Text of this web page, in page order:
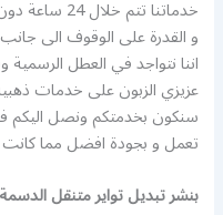
خدماتنا
و القدرة على الوقوف الى
اننا نتواجد في العطل
عزيزي الزبون على خدمات
سنكون بخدمتكم ونصل اليكم
تعمل و بجودة افضل مما كانت
بنشر تبديل تواير متنقل الدسمة